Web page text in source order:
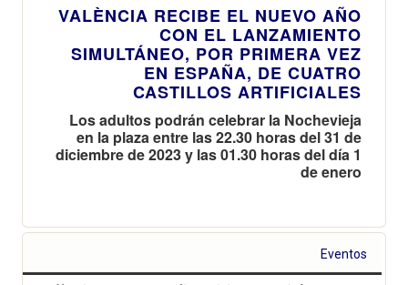
VALÈNCIA RECIBE EL NUEVO AÑO
CON EL LANZAMIENTO
SIMULTÁNEO, POR PRIMERA VEZ
EN ESPAÑA, DE CUATRO
CASTILLOS ARTIFICIALES
Los adultos podrán celebrar la Nochevieja
en la plaza entre las 22.30 horas del 31 de
diciembre de 2023 y las 01.30 horas del día 1
de enero
Eventos